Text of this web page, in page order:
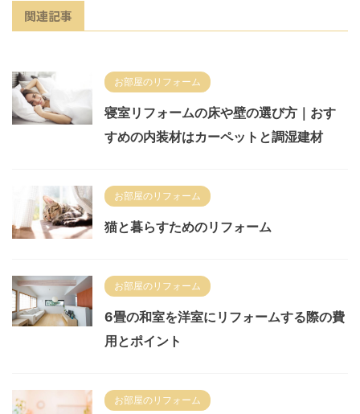
関連記事
お部屋のリフォーム
寝室リフォームの床や壁の選び方｜おす
すめの内装材はカーペットと調湿建材
お部屋のリフォーム
猫と暮らすためのリフォーム
お部屋のリフォーム
6畳の和室を洋室にリフォームする際の費
用とポイント
お部屋のリフォーム